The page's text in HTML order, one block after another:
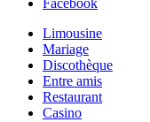
Facebook
Limousine
Mariage
Discothèque
Entre amis
Restaurant
Casino